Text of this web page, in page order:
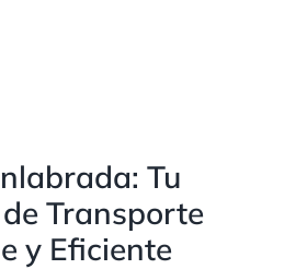
Tu
Transporte
y Eficiente